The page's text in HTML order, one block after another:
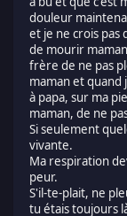
douleur
et je ne crois pas
de mourir
frère de ne pas
maman et quand
à papa, sur ma
maman, de ne
Si seulement
vivante.
Ma respiration
peur.
S'il-te-plait, ne
tu étais toujours